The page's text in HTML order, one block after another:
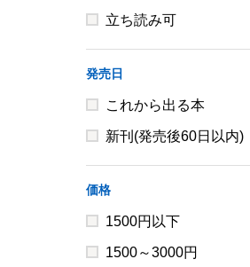
立ち読み可
発売日
これから出る本
新刊(発売後60日以内)
価格
1500円以下
1500～3000円